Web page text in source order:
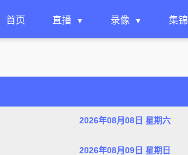
首页 直播 录像 集锦
2026年08月08日 星期六
2026年08月09日 星期日